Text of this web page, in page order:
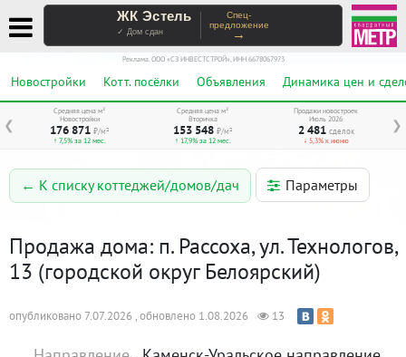
ЖК Эстель
✓ Дом сдан
Спец-
предложение
→
Реклама. ООО «СЗ ИНВЕСТСТРОЙ», ИНН 6678067973
Новостройки Котт. посёлки Объявления Динамика цен и
❮ ❯
Средняя цена м²
Новостройки
176 871 ₽/м²
↑ 7,5% за 12 мес.
Средняя цена м²
Вторичка
153 548 ₽/м²
↑ 17,9% за 12 мес.
Продажи новостроек
Июль 2026
2 481 сделок
↓ 5,3% к июню
← К списку коттеджей/домов/дач Параметры
Продажа дома: п. Рассоха, ул. Технологов,
13 (городской округ Белоярский)
опубликовано 7.07.2026 , обновлено 1.08.2026 13